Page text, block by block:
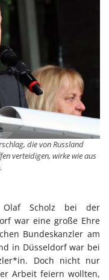
die von Russland
verteidigen, wirke wie aus
Olaf Scholz bei der
war eine große Ehre
Bundeskanzler am
in Düsseldorf war bei
Doch nicht nur
Arbeit feiern wollten,